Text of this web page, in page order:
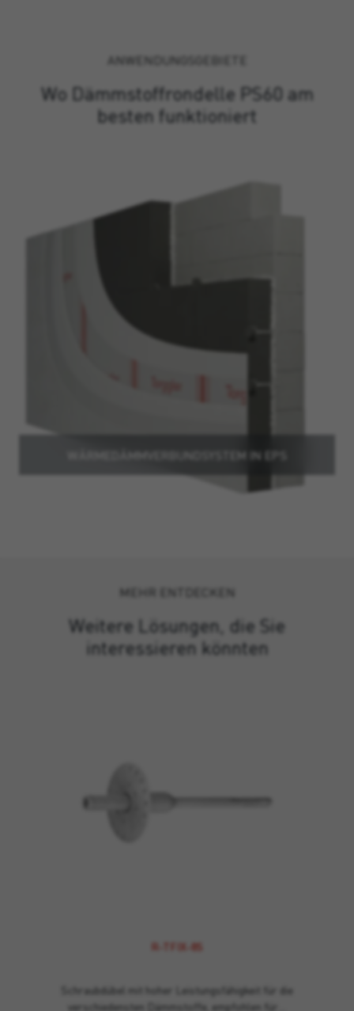
ANWENDUNGSGEBIETE
Wo Dämmstoffrondelle PS60 am
besten funktioniert
WÄRMEDÄMMVERBUNDSYSTEM IN EPS
MEHR ENTDECKEN
Weitere Lösungen, die Sie
interessieren könnten
R-TFIX-8S
Schraubdübel mit hoher Leistungsfähigkeit für die
verschiedensten Dämmstoffe, empfohlen für…